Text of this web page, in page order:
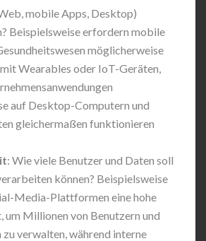
mobile Apps, Desktop)
Beispielsweise erfordern mobile
möglicherweise
Wearables oder IoT-Geräten,
auf Desktop-Computern und
gleichermaßen funktionieren
: Wie viele Benutzer und Daten soll
können? Beispielsweise
Media-Plattformen eine hohe
um Millionen von Benutzern und
verwalten, während interne